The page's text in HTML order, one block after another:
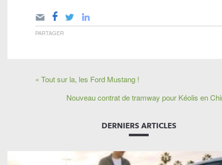
PARTAGER
« Tout sur la, les Ford Mustang !
Nouveau contrat de tramway pour Kéolis en
DERNIERS ARTICLES